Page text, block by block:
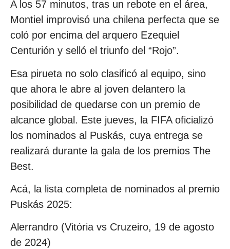
A los 57 minutos, tras un rebote en el área,
Montiel improvisó una chilena perfecta que se
coló por encima del arquero Ezequiel
Centurión y selló el triunfo del “Rojo”.
Esa pirueta no solo clasificó al equipo, sino
que ahora le abre al joven delantero la
posibilidad de quedarse con un premio de
alcance global. Este jueves, la FIFA oficializó
los nominados al Puskás, cuya entrega se
realizará durante la gala de los premios The
Best.
Acá, la lista completa de nominados al premio
Puskás 2025:
Alerrandro (Vitória vs Cruzeiro, 19 de agosto
de 2024)